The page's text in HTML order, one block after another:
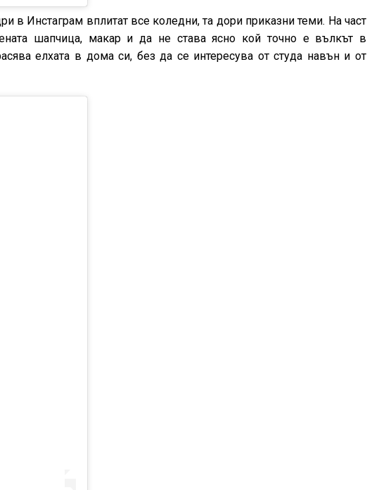
в Инстаграм вплитат все коледни, та дори приказни теми. На част
шапчица, макар и да не става ясно кой точно е вълкът в
елхата в дома си, без да се интересува от студа навън и от